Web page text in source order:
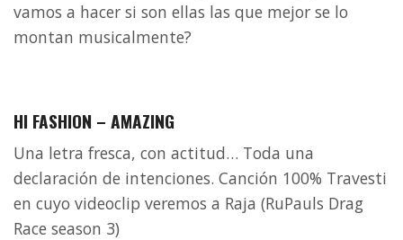
vamos a hacer si son ellas las que mejor se lo
montan musicalmente?
HI FASHION – AMAZING
Una letra fresca, con actitud… Toda una
declaración de intenciones. Canción 100% Travesti
en cuyo videoclip veremos a Raja (RuPauls Drag
Race season 3)